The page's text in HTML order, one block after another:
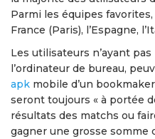
Parmi les équipes
France (Paris), l’Espagne,
Les utilisateurs n’ayant
l’ordinateur de bureau,
apk mobile d’un
seront toujours « à portée
résultats des matchs ou
gagner une grosse somme